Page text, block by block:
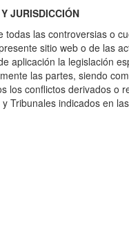
JURISDICCIÓN
todas las controversias o
sitio web o de las
aplicación la legislación
las partes, siendo
los conflictos derivados o
Tribunales indicados en